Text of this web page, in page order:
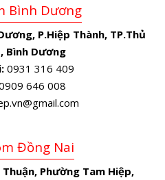
Bình Dương
P.Hiệp Thành, TP.Thủ
Bình Dương
0931 316 409
646 008
Đồng Nai
Thuận, Phường Tam Hiệp,